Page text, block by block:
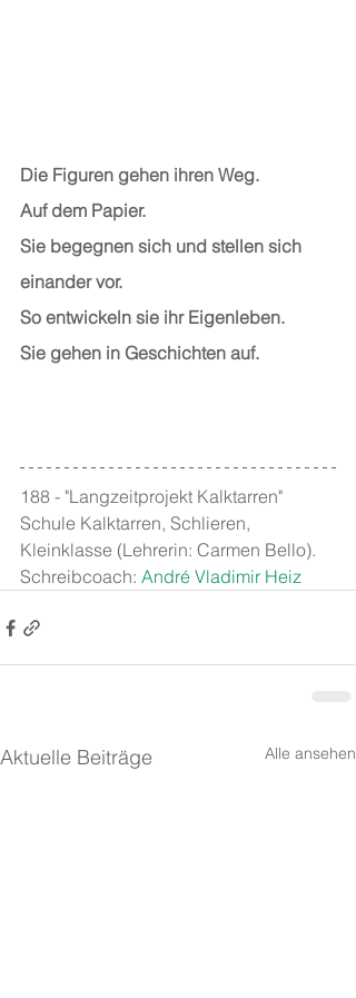
Die Figuren gehen ihren Weg.
Auf dem Papier.
Sie begegnen sich und stellen sich
einander vor.
So entwickeln sie ihr Eigenleben.
Sie gehen in Geschichten auf.
188 - "Langzeitprojekt Kalktarren"
Schule Kalktarren, Schlieren,
Kleinklasse (Lehrerin: Carmen Bello).
Schreibcoach: André Vladimir Heiz
Aktuelle Beiträge Alle ansehen